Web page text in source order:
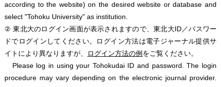
according to the website) on the desired website or database and
select "Tohoku University" as institution.
② 東北大のログイン画面が表示されますので、東北大ID／パスワー
ドでログインしてください。ログイン方法は電子ジャーナル提供サ
イトにより異なりますが、
ログイン方法の例 をご覧ください。
Please log in using your Tohokudai ID and password. The login
procedure may vary depending on the electronic journal provider.